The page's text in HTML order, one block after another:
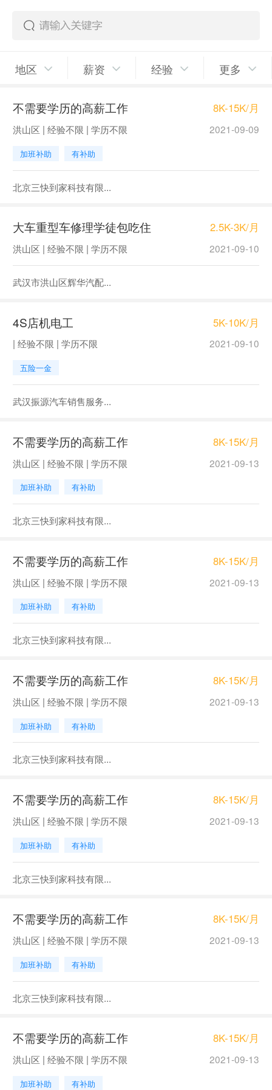
地区 薪资 经验 更多
不需要学历的高薪工作 8K-15K/月
洪山区 | 经验不限 | 学历不限 2021-09-09
加班补助 有补助
北京三快到家科技有限...
大车重型车修理学徒包吃住 2.5K-3K/月
洪山区 | 经验不限 | 学历不限 2021-09-10
武汉市洪山区辉华汽配...
4S店机电工 5K-10K/月
| 经验不限 | 学历不限 2021-09-10
五险一金
武汉振源汽车销售服务...
不需要学历的高薪工作 8K-15K/月
洪山区 | 经验不限 | 学历不限 2021-09-13
加班补助 有补助
北京三快到家科技有限...
不需要学历的高薪工作 8K-15K/月
洪山区 | 经验不限 | 学历不限 2021-09-13
加班补助 有补助
北京三快到家科技有限...
不需要学历的高薪工作 8K-15K/月
洪山区 | 经验不限 | 学历不限 2021-09-13
加班补助 有补助
北京三快到家科技有限...
不需要学历的高薪工作 8K-15K/月
洪山区 | 经验不限 | 学历不限 2021-09-13
加班补助 有补助
北京三快到家科技有限...
不需要学历的高薪工作 8K-15K/月
洪山区 | 经验不限 | 学历不限 2021-09-13
加班补助 有补助
北京三快到家科技有限...
不需要学历的高薪工作 8K-15K/月
洪山区 | 经验不限 | 学历不限 2021-09-13
加班补助 有补助